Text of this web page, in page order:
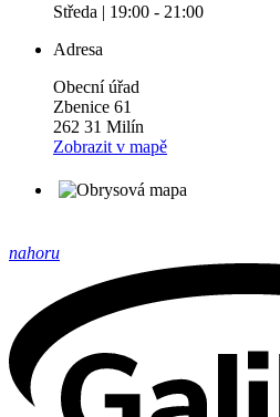
Středa | 19:00 - 21:00
Adresa
Obecní úřad
Zbenice 61
262 31 Milín
Zobrazit v mapě
nahoru